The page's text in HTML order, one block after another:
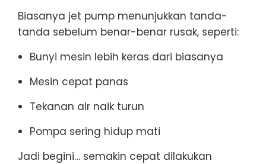
Biasanya jet pump menunjukkan tanda-
tanda sebelum benar-benar rusak, seperti:
Bunyi mesin lebih keras dari biasanya
Mesin cepat panas
Tekanan air naik turun
Pompa sering hidup mati
Jadi begini… semakin cepat dilakukan